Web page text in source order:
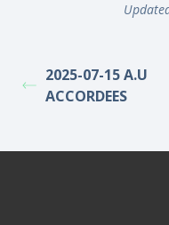
2025-07-15 A.U
ACCORDEES